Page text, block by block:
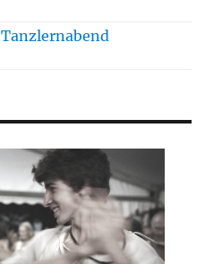
Tanzlernabend